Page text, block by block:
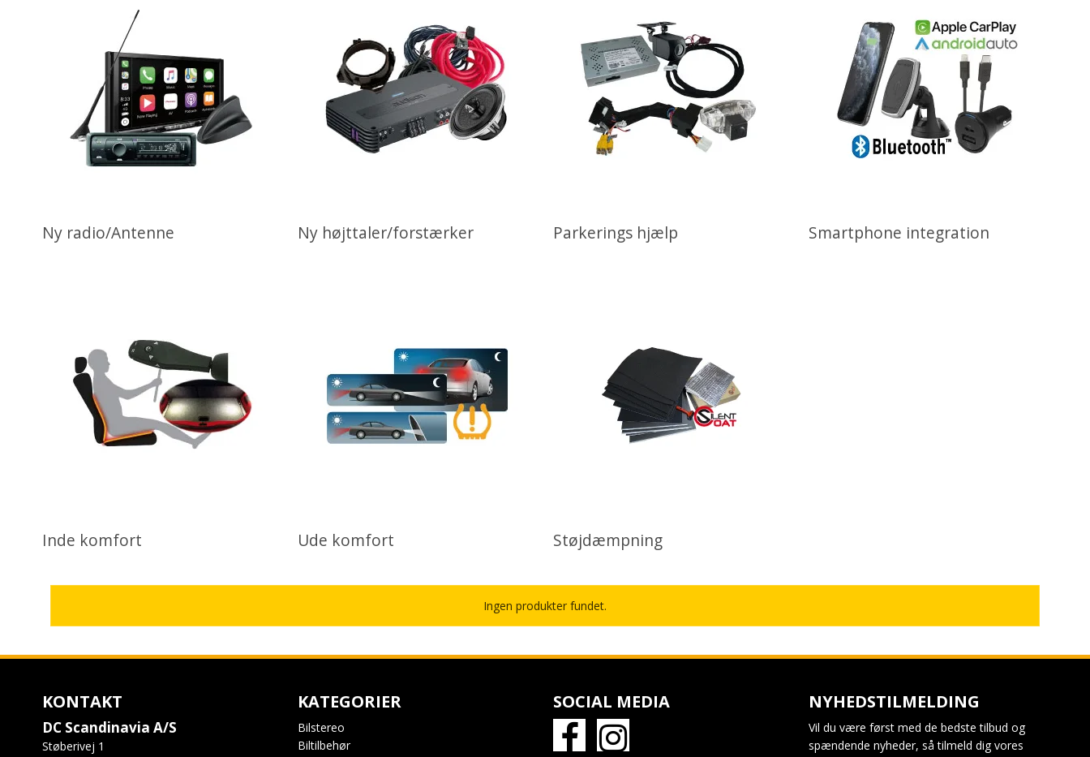
Ny radio/Antenne Ny højttaler/forstærker Parkerings hjælp Smartphone integration
Inde komfort Ude komfort Støjdæmpning
Ingen produkter fundet.
KONTAKT
DC Scandinavia A/S
Støberivej 1
KATEGORIER
Bilstereo
Biltilbehør
SOCIAL MEDIA NYHEDSTILMELDING
Vil du være først med de bedste tilbud og
spændende nyheder, så tilmeld dig vores